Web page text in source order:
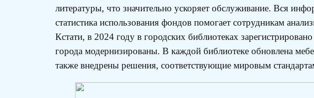
литературы, что значительно ускоряет обслуживание. Вся
статистика использования фондов помогает сотрудникам
Кстати, в 2024 году в городских библиотеках
города модернизированы. В каждой библиотеке обновлена
также внедрены решения, соответствующие мировым